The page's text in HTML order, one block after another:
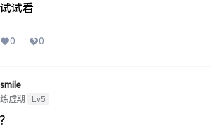
试试看
0 0
smile
练虚期
Lv5
?